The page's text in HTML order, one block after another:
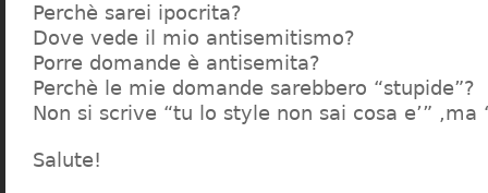
Perchè sarei ipocrita?
Dove vede il mio antisemitismo?
Porre domande è antisemita?
Perchè le mie domande sarebbero “stupide”?
Non si scrive “tu lo style non sai cosa e’” ,ma
Salute!